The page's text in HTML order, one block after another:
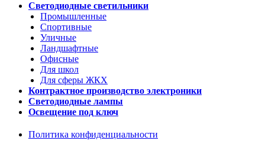
Светодиодные светильники
Промышленные
Спортивные
Уличные
Ландшафтные
Офисные
Для школ
Для сферы ЖКХ
Контрактное производство электроники
Светодиодные лампы
Освещение под ключ
Политика конфиденциальности